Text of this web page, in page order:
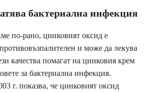
бактериална инфекция
по-рано, цинковият оксид е
и може да лекува
качества помагат на цинковия крем
за бактериална инфекция.
г. показва, че цинковият оксид